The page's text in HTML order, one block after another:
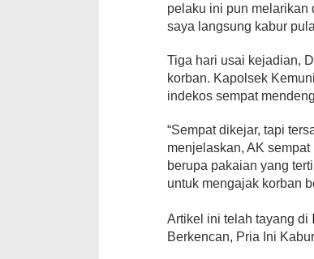
pelaku ini pun melarikan
saya langsung kabur
Tiga hari usai kejadian,
korban. Kapolsek
indekos sempat
“Sempat dikejar, tapi
menjelaskan, AK
berupa pakaian yang
untuk mengajak korban
Artikel ini telah tayang di
Berkencan, Pria Ini